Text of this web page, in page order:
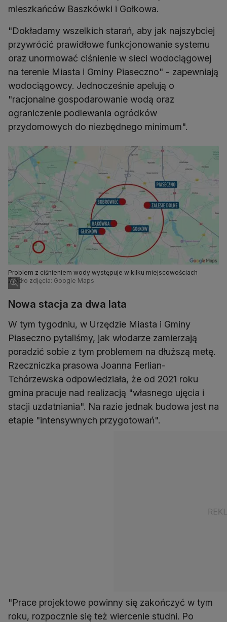
mieszkańców Baszkówki i Gołkowa.
"Dokładamy wszelkich starań, aby jak najszybciej
przywrócić prawidłowe funkcjonowanie systemu
oraz unormować ciśnienie w sieci wodociągowej
na terenie Miasta i Gminy Piaseczno" - zapewniają
wodociągowcy. Jednocześnie apelują o
"racjonalne gospodarowanie wodą oraz
ograniczenie podlewania ogródków
przydomowych do niezbędnego minimum".
Problem z ciśnieniem wody występuje w kilku miejscowościach
Źródło zdjęcia: Google Maps
Nowa stacja za dwa lata
W tym tygodniu, w Urzędzie Miasta i Gminy
Piaseczno pytaliśmy, jak włodarze zamierzają
poradzić sobie z tym problemem na dłuższą metę.
Rzeczniczka prasowa Joanna Ferlian-
Tchórzewska odpowiedziała, że od 2021 roku
gmina pracuje nad realizacją "własnego ujęcia i
stacji uzdatniania". Na razie jednak budowa jest na
etapie "intensywnych przygotowań".
"Prace projektowe powinny się zakończyć w tym
roku, rozpocznie się też wiercenie studni. Po